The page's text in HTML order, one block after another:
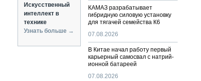
Искусственный
интеллект в
технике
Узнать больше →
КАМАЗ разрабатывает
гибридную силовую установку
для тягачей семейства К6
07.08.2026
В Китае начал работу первый
карьерный самосвал с натрий-
ионной батареей
07.08.2026